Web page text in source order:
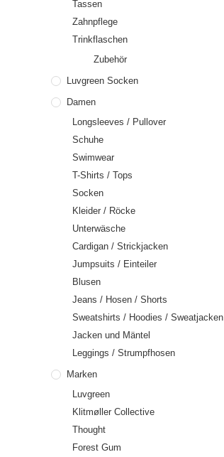
Tassen
Zahnpflege
Trinkflaschen
Zubehör
Luvgreen Socken
Damen
Longsleeves / Pullover
Schuhe
Swimwear
T-Shirts / Tops
Socken
Kleider / Röcke
Unterwäsche
Cardigan / Strickjacken
Jumpsuits / Einteiler
Blusen
Jeans / Hosen / Shorts
Sweatshirts / Hoodies / Sweatjacken
Jacken und Mäntel
Leggings / Strumpfhosen
Marken
Luvgreen
Klitmøller Collective
Thought
Forest Gum